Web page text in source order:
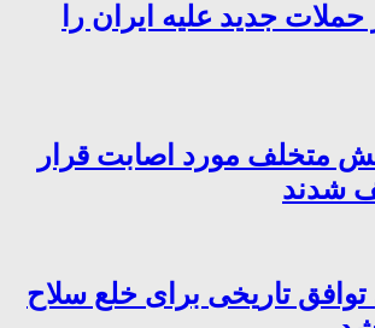
جدید علیه ایران را
متخلف مورد اصابت قرار
شدند
تاریخی برای خلع سلاح